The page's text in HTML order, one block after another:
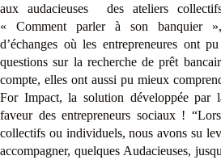
aux audacieuses des ateliers
« Comment parler à son banquier
d’échanges où les entrepreneures ont
questions sur la recherche de prêt
compte, elles ont aussi pu mieux
For Impact, la solution développée par
faveur des entrepreneurs sociaux !
collectifs ou individuels, nous avons su
accompagner, quelques Audacieuses,